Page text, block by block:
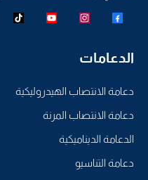
الدعامات
دعامة الانتصاب الهيدروليكية
دعامة الانتصاب المرنة
الدعامة الديناميكية
دعامة التناسيو